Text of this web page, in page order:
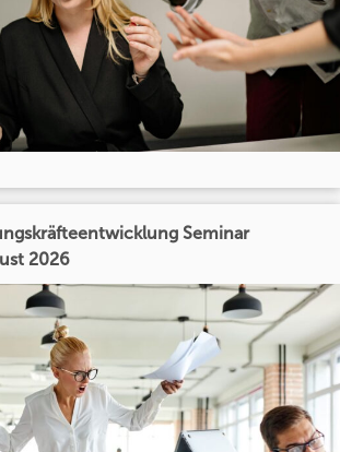
Seminar
2026